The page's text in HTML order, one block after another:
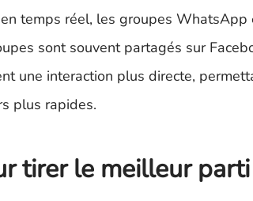
temps réel, les groupes
sont souvent partagés sur
une interaction plus directe,
plus rapides.
tirer le meilleur